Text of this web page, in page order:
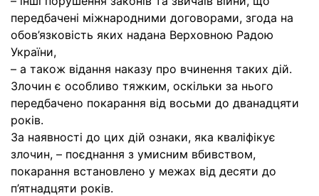
передбачені міжнародними договорами, згода на
обов’язковість яких надана Верховною Радою
України,
– а також відання наказу про вчинення таких дій.
Злочин є особливо тяжким, оскільки за нього
передбачено покарання від восьми до дванадцяти
років.
За наявності до цих дій ознаки, яка кваліфікує
злочин, – поєднання з умисним вбивством,
покарання встановлено у межах від десяти до
п’ятнадцяти років.